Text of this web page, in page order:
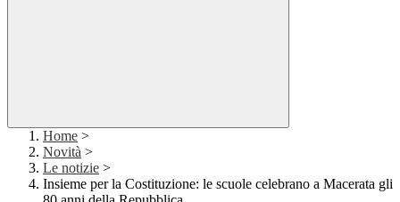
Home >
Novità >
Le notizie >
Insieme per la Costituzione: le scuole celebrano a Macerata gli